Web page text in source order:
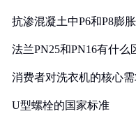
抗渗混凝土中P6和P8膨
法兰PN25和PN16有什么
消费者对洗衣机的核心
U型螺栓的国家标准